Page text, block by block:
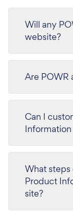
Will any
website?
Are POWR
Can I
Information
What
Product
site?